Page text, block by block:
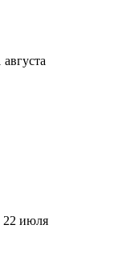
августа
22 июля